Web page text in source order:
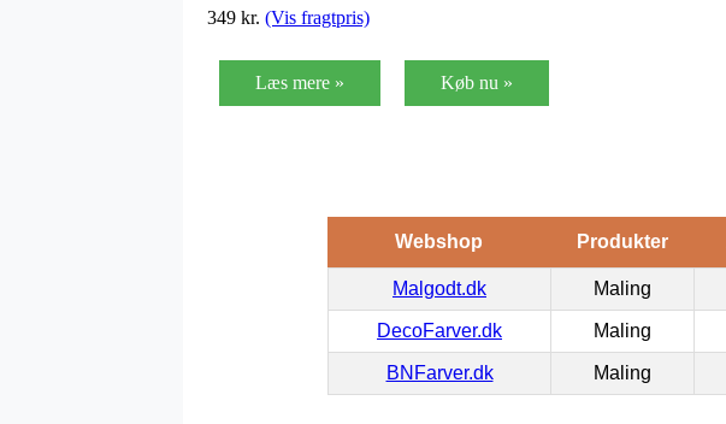
349 kr. (Vis fragtpris)
Læs mere » Køb nu »
Webshop Produkter
Malgodt.dk Maling
DecoFarver.dk Maling
BNFarver.dk Maling